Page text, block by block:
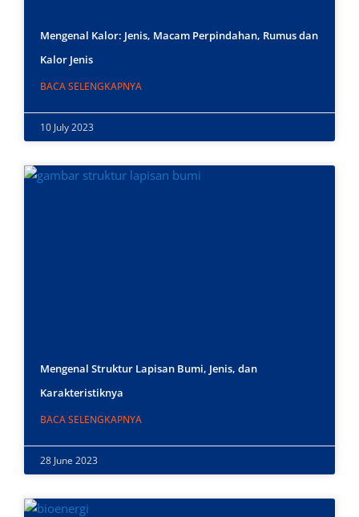
Mengenal Kalor: Jenis, Macam Perpindahan, Rumus dan
Kalor Jenis
BACA SELENGKAPNYA
10 July 2023
Mengenal Struktur Lapisan Bumi, Jenis, dan
Karakteristiknya
BACA SELENGKAPNYA
28 June 2023